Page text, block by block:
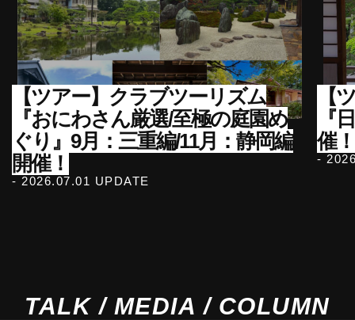
【ツアー】クラブツーリズム
『おにわさん厳選/至極の庭園め
ぐり』9月：三重編/11月：静岡編
開催！
- 2026.07.01 UPDATE
【
『
催
-
TALK / MEDIA / COLUMN